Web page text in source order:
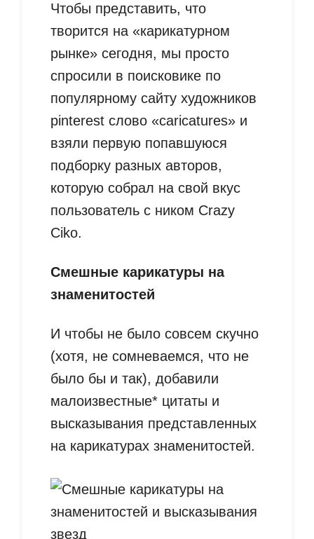
Чтобы представить, что
творится на «карикатурном
рынке» сегодня, мы просто
спросили в поисковике по
популярному сайту художников
pinterest слово «caricatures» и
взяли первую попавшуюся
подборку разных авторов,
которую собрал на свой вкус
пользователь с ником Crazy
Ciko.
Смешные карикатуры на
знаменитостей
И чтобы не было совсем скучно
(хотя, не сомневаемся, что не
было бы и так), добавили
малоизвестные* цитаты и
высказывания представленных
на карикатурах знаменитостей.